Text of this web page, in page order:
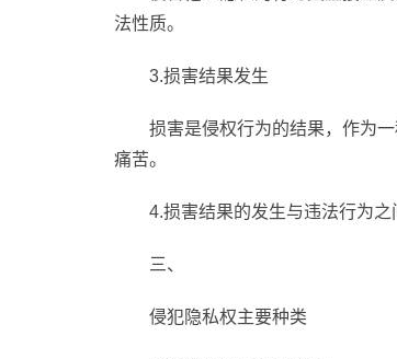
法性质。
3.损害结果发生
损害是侵权行为的结果，作为
痛苦。
4.损害结果的发生与违法行为之
三、
侵犯隐私权主要种类